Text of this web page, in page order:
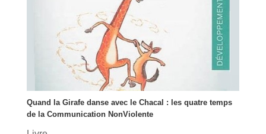
Quand la Girafe danse avec le Chacal : les quatre temps
de la Communication NonViolente